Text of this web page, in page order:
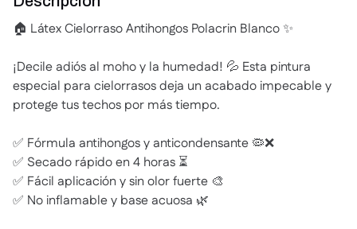
🏠 Látex Cielorraso Antihongos Polacrin Blanco ✨
¡Decile adiós al moho y la humedad! 💦 Esta pintura
especial para cielorrasos deja un acabado impecable y
protege tus techos por más tiempo.
✅ Fórmula antihongos y anticondensante 🦠❌
✅ Secado rápido en 4 horas ⏳
✅ Fácil aplicación y sin olor fuerte 🎨
✅ No inflamable y base acuosa 🌿